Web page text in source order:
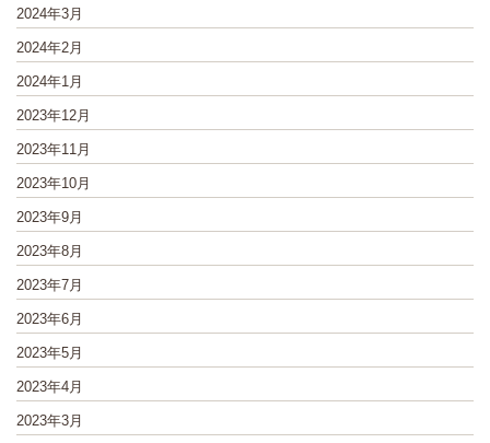
2024年3月
2024年2月
2024年1月
2023年12月
2023年11月
2023年10月
2023年9月
2023年8月
2023年7月
2023年6月
2023年5月
2023年4月
2023年3月